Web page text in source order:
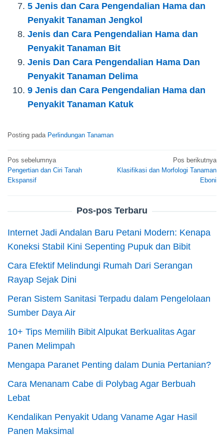
5 Jenis dan Cara Pengendalian Hama dan
Penyakit Tanaman Jengkol
Jenis dan Cara Pengendalian Hama dan
Penyakit Tanaman Bit
Jenis Dan Cara Pengendalian Hama Dan
Penyakit Tanaman Delima
9 Jenis dan Cara Pengendalian Hama dan
Penyakit Tanaman Katuk
Posting pada Perlindungan Tanaman
Navigasi
pos
Pos sebelumnya
Pengertian dan Ciri Tanah
Ekspansif
Pos berikutnya
Klasifikasi dan Morfologi Tanaman
Eboni
Pos-pos Terbaru
Internet Jadi Andalan Baru Petani Modern: Kenapa
Koneksi Stabil Kini Sepenting Pupuk dan Bibit
Cara Efektif Melindungi Rumah Dari Serangan
Rayap Sejak Dini
Peran Sistem Sanitasi Terpadu dalam Pengelolaan
Sumber Daya Air
10+ Tips Memilih Bibit Alpukat Berkualitas Agar
Panen Melimpah
Mengapa Paranet Penting dalam Dunia Pertanian?
Cara Menanam Cabe di Polybag Agar Berbuah
Lebat
Kendalikan Penyakit Udang Vaname Agar Hasil
Panen Maksimal